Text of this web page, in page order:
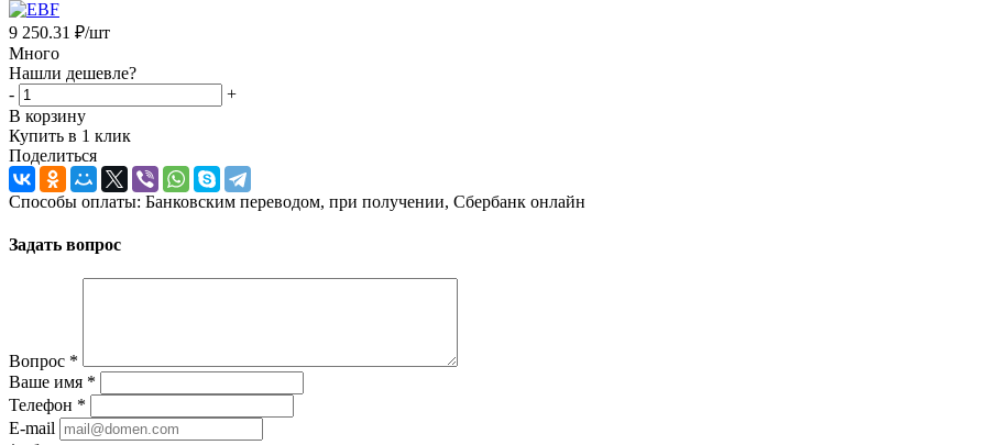
9 250.31 ₽/шт
Много
Нашли дешевле?
-
+
В корзину
Купить в 1 клик
Поделиться
Способы оплаты: Банковским переводом, при получении, Сбербанк онлайн
Задать вопрос
Вопрос *
Ваше имя *
Телефон *
E-mail